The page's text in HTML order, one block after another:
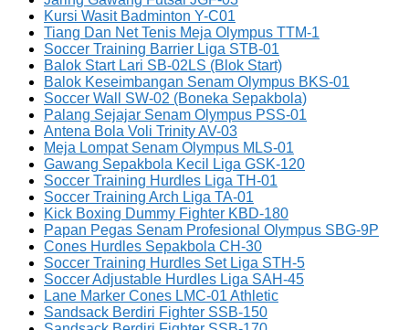
Kursi Wasit Badminton Y-C01
Tiang Dan Net Tenis Meja Olympus TTM-1
Soccer Training Barrier Liga STB-01
Balok Start Lari SB-02LS (Blok Start)
Balok Keseimbangan Senam Olympus BKS-01
Soccer Wall SW-02 (Boneka Sepakbola)
Palang Sejajar Senam Olympus PSS-01
Antena Bola Voli Trinity AV-03
Meja Lompat Senam Olympus MLS-01
Gawang Sepakbola Kecil Liga GSK-120
Soccer Training Hurdles Liga TH-01
Soccer Training Arch Liga TA-01
Kick Boxing Dummy Fighter KBD-180
Papan Pegas Senam Profesional Olympus SBG-9P
Cones Hurdles Sepakbola CH-30
Soccer Training Hurdles Set Liga STH-5
Soccer Adjustable Hurdles Liga SAH-45
Lane Marker Cones LMC-01 Athletic
Sandsack Berdiri Fighter SSB-150